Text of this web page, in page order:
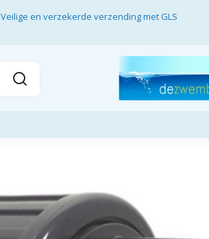
Veilige en verzekerde verzending met GLS